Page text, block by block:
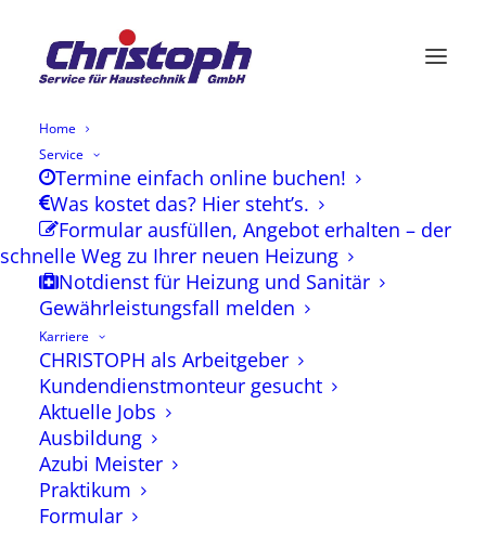
Home
Service
Termine einfach online buchen!
Was kostet das? Hier steht’s.
Formular ausfüllen, Angebot erhalten – der
schnelle Weg zu Ihrer neuen Heizung
Notdienst für Heizung und Sanitär
Gewährleistungsfall melden
Karriere
CHRISTOPH als Arbeitgeber
Kundendienstmonteur gesucht
Aktuelle Jobs
Ausbildung
Azubi Meister
Praktikum
Formular